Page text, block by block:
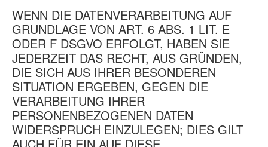
WENN DIE DATENVERARBEITUNG AUF
GRUNDLAGE VON ART. 6 ABS. 1 LIT. E
ODER F DSGVO ERFOLGT, HABEN SIE
JEDERZEIT DAS RECHT, AUS GRÜNDEN,
DIE SICH AUS IHRER BESONDEREN
SITUATION ERGEBEN, GEGEN DIE
VERARBEITUNG IHRER
PERSONENBEZOGENEN DATEN
WIDERSPRUCH EINZULEGEN; DIES GILT
AUCH FÜR EIN AUF DIESE